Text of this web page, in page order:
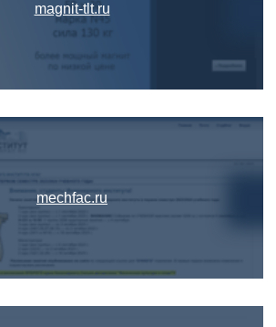
magnit-tlt.ru
mechfac.ru